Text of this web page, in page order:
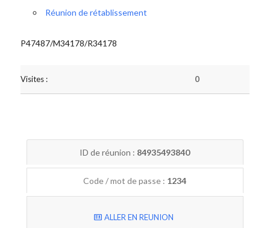
Réunion de rétablissement
P47487/M34178/R34178
Visites : 0
ID de réunion : 84935493840
Code / mot de passe : 1234
ALLER EN REUNION